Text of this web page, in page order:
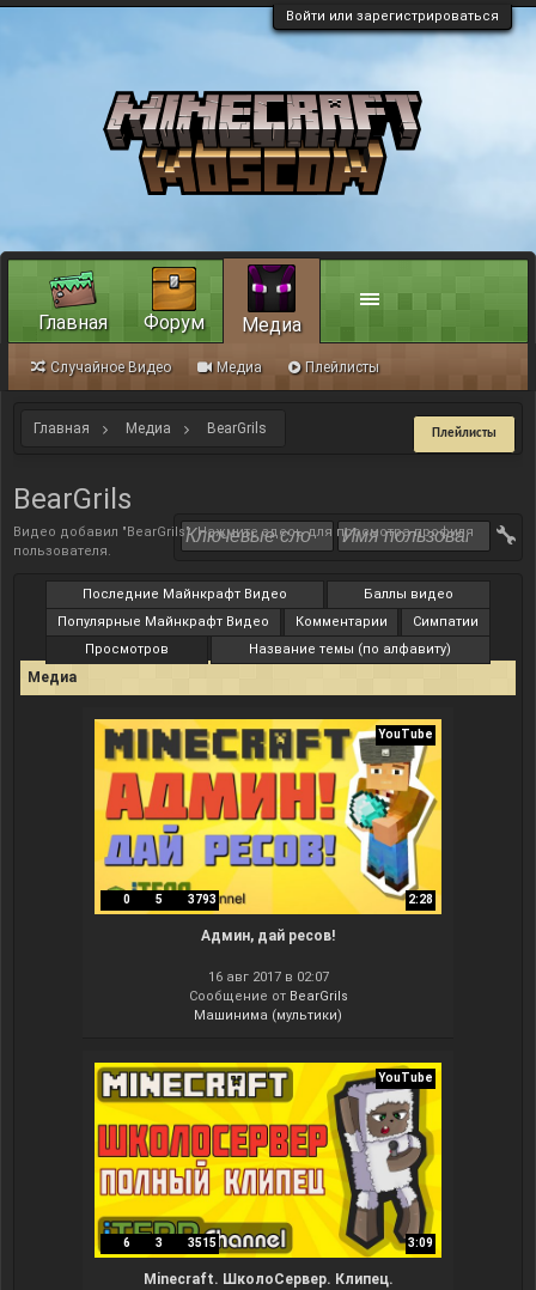
Войти или зарегистрироваться
Плейлисты
Главная Медиа BearGrils
BearGrils
Видео добавил "BearGrils".Нажмите здесь для просмотра профиля
пользователя.
Последние Майнкрафт Видео
Баллы видео
Популярные Майнкрафт Видео
Комментарии
Симпатии
Просмотров
Название темы (по алфавиту)
Медиа
YouTube
0 5 3793 2:28
Админ, дай ресов!
16 авг 2017 в 02:07
Сообщение от BearGrils
Машинима (мультики)
YouTube
6 3 3515 3:09
Minecraft. ШколоСервер. Клипец.
Главная Форум Медиа
Случайное Видео Медиа Плейлисты